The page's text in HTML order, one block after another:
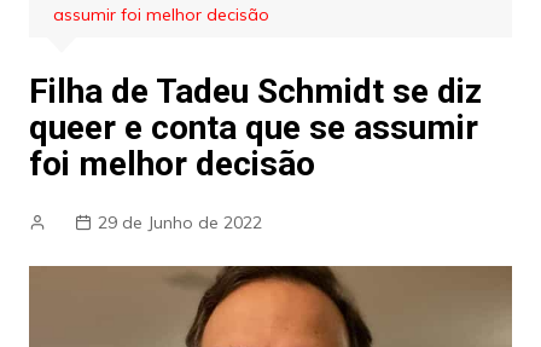
assumir foi melhor decisão
Filha de Tadeu Schmidt se diz
queer e conta que se assumir
foi melhor decisão
29 de Junho de 2022